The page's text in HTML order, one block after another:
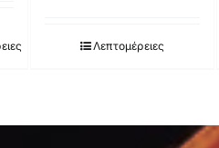
Λεπτομέρειες